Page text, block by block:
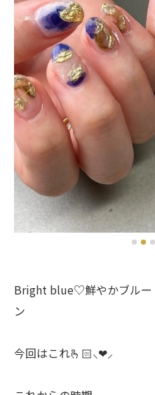
Bright blue♡鮮やかブルー
ン
今回はこれ🫰🏻⸜❤︎⸝‍